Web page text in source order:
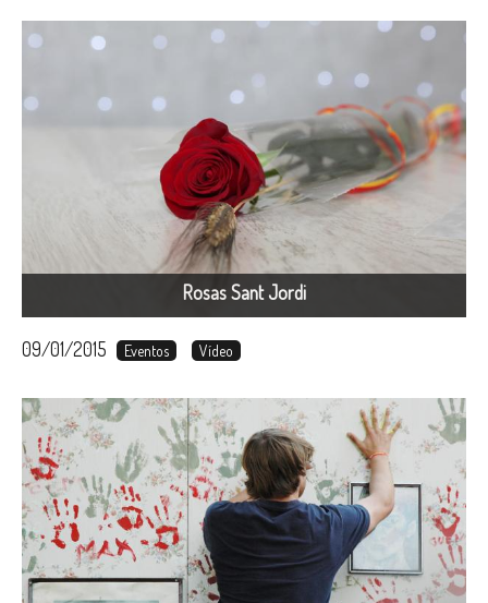
Rosas Sant Jordi
09/01/2015 Eventos Vídeo